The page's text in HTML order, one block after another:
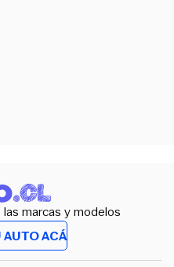
marcas y modelos
ACÁ